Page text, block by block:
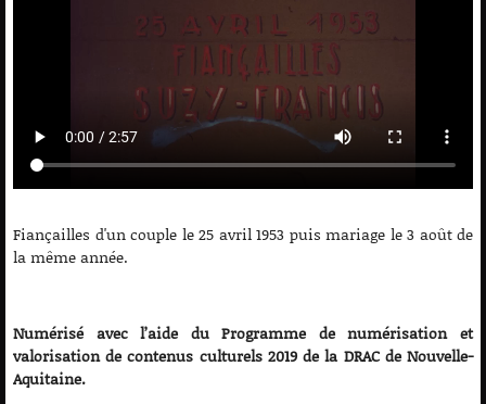
Fiançailles d'un couple le 25 avril 1953 puis mariage le 3 août de
la même année.
Numérisé avec l’aide du Programme de numérisation et
valorisation de contenus culturels 2019 de la DRAC de Nouvelle-
Aquitaine.